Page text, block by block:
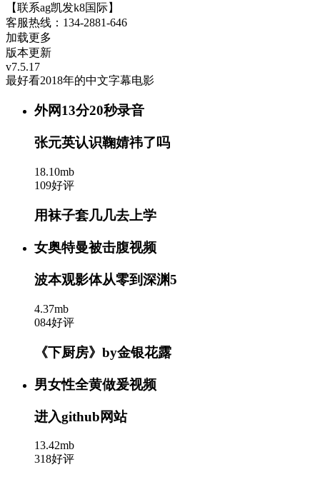
【联系ag凯发k8国际】
客服热线：134-2881-646
加载更多
版本更新
v7.5.17
最好看2018年的中文字幕电影
外网13分20秒录音
张元英认识鞠婧祎了吗
18.10mb
109好评
用袜子套几几去上学
女奥特曼被击腹视频
波本观影体从零到深渊5
4.37mb
084好评
《下厨房》by金银花露
男女性全黄做爰视频
进入github网站
13.42mb
318好评